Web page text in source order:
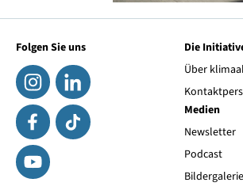
Folgen Sie uns
Die
Über
Medien
Newsletter
Podcast
Bildergalerie